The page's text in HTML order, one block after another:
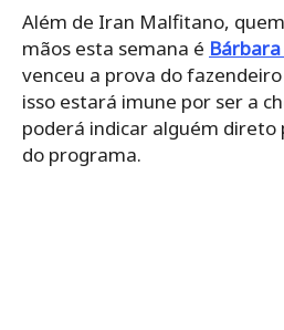
Além de Iran Malfitano,
mãos esta semana é
venceu a prova do
isso estará imune por ser a
poderá indicar alguém direto
do programa.